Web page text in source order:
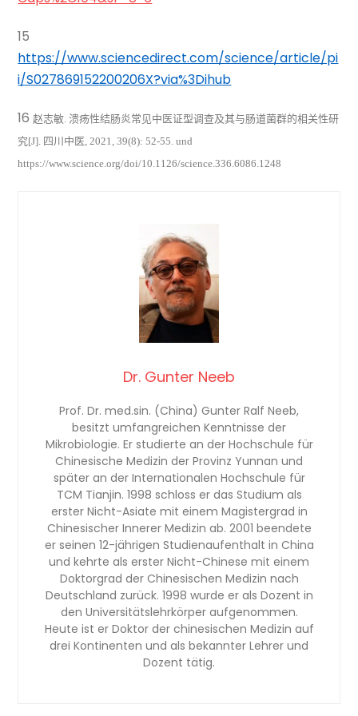
15
https://www.sciencedirect.com/science/article/pi
i/S027869152200206X?via%3Dihub
16赵志敏 .溃疡性结肠炎常见中医证型调查及其与肠道菌群的相关性研
究[J]. 四川中医 , 2021, 39(8): 52-55. und
https://www.science.org/doi/10.1126/science.336.6086.1248
Dr. Gunter Neeb
Prof. Dr. med.sin. (China) Gunter Ralf Neeb,
besitzt umfangreichen Kenntnisse der
Mikrobiologie. Er studierte an der Hochschule für
Chinesische Medizin der Provinz Yunnan und
später an der Internationalen Hochschule für
TCM Tianjin. 1998 schloss er das Studium als
erster Nicht-Asiate mit einem Magistergrad in
Chinesischer Innerer Medizin ab. 2001 beendete
er seinen 12-jährigen Studienaufenthalt in China
und kehrte als erster Nicht-Chinese mit einem
Doktorgrad der Chinesischen Medizin nach
Deutschland zurück. 1998 wurde er als Dozent in
den Universitätslehrkörper aufgenommen.
Heute ist er Doktor der chinesischen Medizin auf
drei Kontinenten und als bekannter Lehrer und
Dozent tätig.